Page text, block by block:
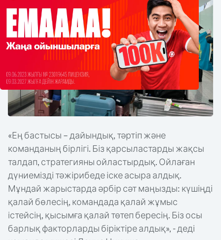
«Ең бастысы – дайындық, тәртіп және
команданың бірлігі. Біз қарсыластарды жақсы
талдап, стратегияны ойластырдық. Ойлаған
дүниемізді тәжірибеде іске асыра алдық.
Мұндай жарыстарда әрбір сәт маңызды: күшіңді
қалай бөлесің, командада қалай жұмыс
істейсің, қысымға қалай төтеп бересің. Біз осы
барлық факторларды біріктіре алдық», - деді